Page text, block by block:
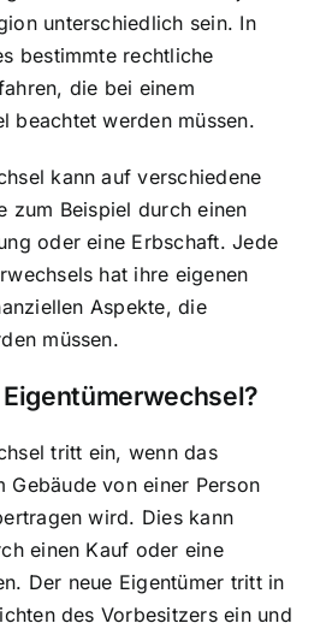
unterschiedlich sein. In
bestimmte rechtliche
die bei einem
beachtet werden müssen.
kann auf verschiedene
zum Beispiel durch einen
oder eine Erbschaft. Jede
hat ihre eigenen
Aspekte, die
müssen.
tritt ein, wenn das
Gebäude von einer Person
wird. Dies kann
einen Kauf oder eine
Der neue Eigentümer tritt in
des Vorbesitzers ein und